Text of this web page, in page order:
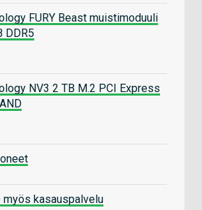
FURY Beast muistimoduuli
DDR5
NV3 2 TB M.2 PCI Express
kasauspalvelu